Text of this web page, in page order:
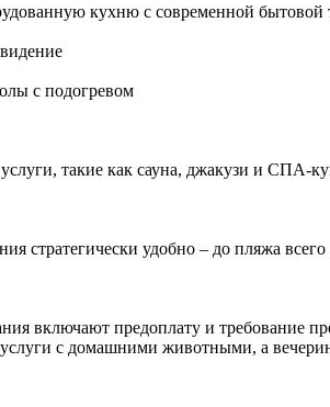
кухню с современной бытовой
с подогревом
такие как сауна, джакузи и СПА-
стратегически удобно – до пляжа
включают предоплату и требование
услуги с домашними животными, а